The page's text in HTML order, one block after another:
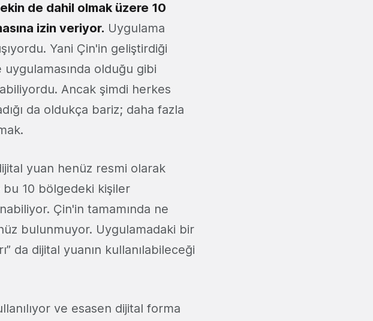
de dahil olmak üzere 10
izin veriyor. Uygulama
Yani Çin'in geliştirdiği
olduğu gibi
Ancak şimdi herkes
da oldukça bariz; daha fazla
yuan henüz resmi olarak
10 bölgedeki kişiler
Çin'in tamamında ne
bulunmuyor. Uygulamadaki bir
da dijital yuanın kullanılabileceği
ve esasen dijital forma